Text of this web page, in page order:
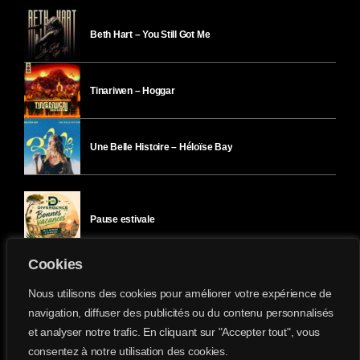
Cookies
Nous utilisons des cookies pour améliorer votre expérience de
navigation, diffuser des publicités ou du contenu personnalisés
et analyser notre trafic. En cliquant sur "Accepter tout", vous
consentez à notre utilisation des cookies.
Beth Hart – You Still Got Me
Tinariwen – Hoggar
Une Belle Histoire – Héloïse Bay
Pause estivale
Ici l’Ombre – mardi 28 juillet